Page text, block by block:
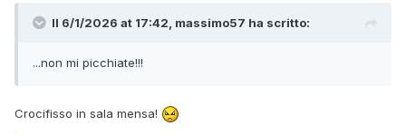
Il 6/1/2026 at 17:42, massimo57 ha scritto:
...non mi picchiate!!!
Crocifisso in sala mensa!